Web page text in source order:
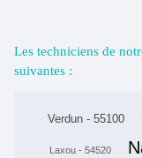
Les techniciens de
suivantes :
Verdun - 55100
Laxou - 54520